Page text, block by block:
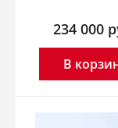
234 000
В